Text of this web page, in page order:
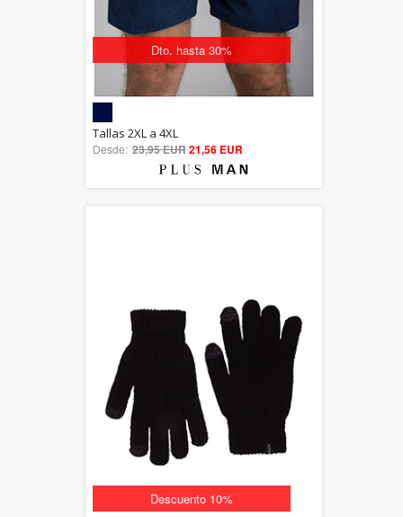
Dto. hasta 30%
5.00
out of 5
Tallas 2XL a 4XL
Desde: 23,95 EUR21,56 EUR
Descuento 10%